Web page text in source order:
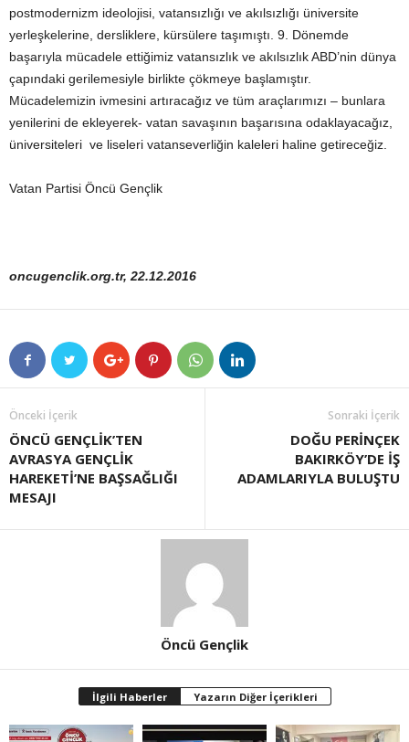
postmodernizm ideolojisi, vatansızlığı ve akılsızlığı üniversite
yerleşkelerine, dersliklere, kürsülere taşımıştı. 9. Dönemde
başarıyla mücadele ettiğimiz vatansızlık ve akılsızlık ABD’nin dünya
çapındaki gerilemesiyle birlikte çökmeye başlamıştır.
Mücadelemizin ivmesini artıracağız ve tüm araçlarımızı – bunlara
yenilerini de ekleyerek- vatan savaşının başarısına odaklayacağız,
üniversiteleri ve liseleri vatanseverliğin kaleleri haline getireceğiz.
Vatan Partisi Öncü Gençlik
oncugenclik.org.tr, 22.12.2016
Önceki İçerik
ÖNCÜ GENÇLİK’TEN
AVRASYA GENÇLİK
HAREKETİ’NE BAŞSAĞLIĞI
MESAJI
Sonraki İçerik
DOĞU PERİNÇEK
BAKIRKÖY’DE İŞ
ADAMLARIYLA BULUŞTU
Öncü Gençlik
İlgili Haberler Yazarın Diğer İçerikleri